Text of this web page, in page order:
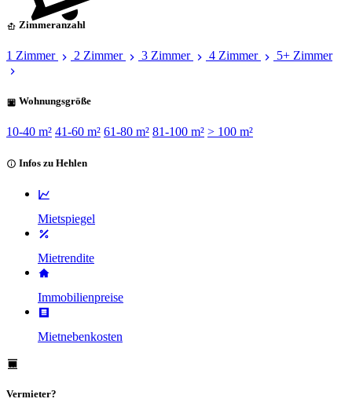
Zimmeranzahl
1 Zimmer 2 Zimmer 3 Zimmer 4 Zimmer 5+ Zimmer
Wohnungsgröße
10-40 m² 41-60 m² 61-80 m² 81-100 m² > 100 m²
Infos zu Hehlen
Mietspiegel
Mietrendite
Immobilienpreise
Mietnebenkosten
Vermieter?